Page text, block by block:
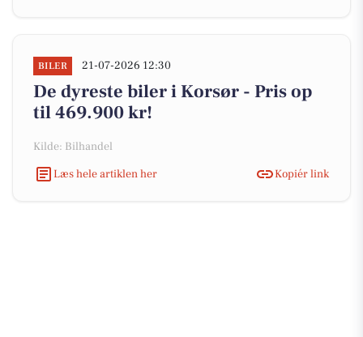
BILER 21-07-2026 12:30
De dyreste biler i Korsør - Pris op
til 469.900 kr!
Kilde: Bilhandel
Læs hele artiklen her
Kopiér link